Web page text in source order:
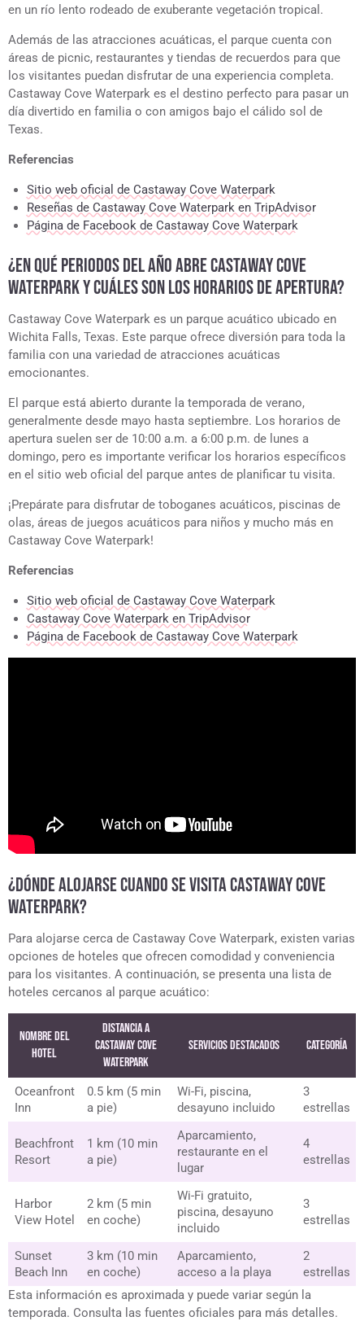
en un río lento rodeado de exuberante vegetación tropical.
Además de las atracciones acuáticas, el parque cuenta con
áreas de picnic, restaurantes y tiendas de recuerdos para que
los visitantes puedan disfrutar de una experiencia completa.
Castaway Cove Waterpark es el destino perfecto para pasar un
día divertido en familia o con amigos bajo el cálido sol de
Texas.
Referencias
Sitio web oficial de Castaway Cove Waterpark
Reseñas de Castaway Cove Waterpark en TripAdvisor
Página de Facebook de Castaway Cove Waterpark
¿EN QUÉ PERIODOS DEL AÑO ABRE CASTAWAY COVE
WATERPARK Y CUÁLES SON LOS HORARIOS DE APERTURA?
Castaway Cove Waterpark es un parque acuático ubicado en
Wichita Falls, Texas. Este parque ofrece diversión para toda la
familia con una variedad de atracciones acuáticas
emocionantes.
El parque está abierto durante la temporada de verano,
generalmente desde mayo hasta septiembre. Los horarios de
apertura suelen ser de 10:00 a.m. a 6:00 p.m. de lunes a
domingo, pero es importante verificar los horarios específicos
en el sitio web oficial del parque antes de planificar tu visita.
¡Prepárate para disfrutar de toboganes acuáticos, piscinas de
olas, áreas de juegos acuáticos para niños y mucho más en
Castaway Cove Waterpark!
Referencias
Sitio web oficial de Castaway Cove Waterpark
Castaway Cove Waterpark en TripAdvisor
Página de Facebook de Castaway Cove Waterpark
¿DÓNDE ALOJARSE CUANDO SE VISITA CASTAWAY COVE
WATERPARK?
Para alojarse cerca de Castaway Cove Waterpark, existen varias
opciones de hoteles que ofrecen comodidad y conveniencia
para los visitantes. A continuación, se presenta una lista de
hoteles cercanos al parque acuático:
Nombre del
Hotel
Distancia a
Castaway Cove
Waterpark
Servicios Destacados Categoría
Oceanfront
Inn
0.5 km (5 min
a pie)
Wi-Fi, piscina,
desayuno incluido
3
estrellas
Beachfront
Resort
1 km (10 min
a pie)
Aparcamiento,
restaurante en el
lugar
4
estrellas
Harbor
View Hotel
2 km (5 min
en coche)
Wi-Fi gratuito,
piscina, desayuno
incluido
3
estrellas
Sunset
Beach Inn
3 km (10 min
en coche)
Aparcamiento,
acceso a la playa
2
estrellas
Esta información es aproximada y puede variar según la
temporada. Consulta las fuentes oficiales para más detalles.